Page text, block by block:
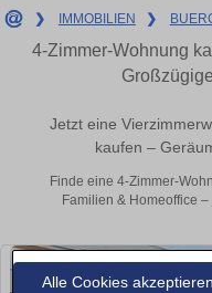
Alle Cookies akzeptieren
❯ IMMOBILIEN ❯
4-Zimmer-Wohnung
Jetzt eine
kaufen –
Finde eine 4-Zimmer-
Familien & Homeoffice